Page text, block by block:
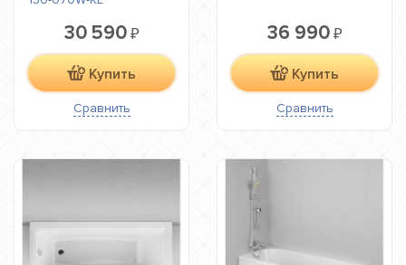
30 590₽
Купить
Сравнить
36 990₽
Купить
Сравнить